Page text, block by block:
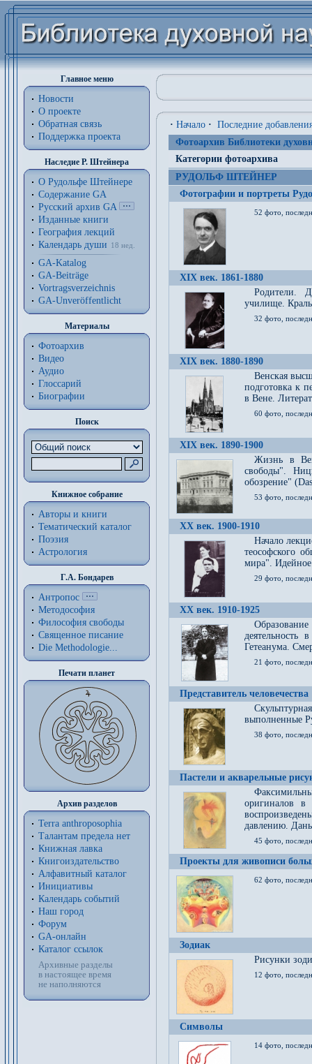
Главное меню
Новости
О проекте
Обратная связь
Поддержка проекта
Наследие Р. Штейнера
О Рудольфе Штейнере
Содержание GA
Русский архив GA
Изданные книги
География лекций
Календарь души
18 нед.
GA-Katalog
GA-Beiträge
Vortragsverzeichnis
GA-Unveröffentlicht
Материалы
Фотоархив
Видео
Аудио
Глоссарий
Биографии
Поиск
Книжное собрание
Авторы и книги
Тематический каталог
Поэзия
Астрология
Г.А. Бондарев
Антропос
Методософия
Философия cвободы
Священное писание
Die Methodologie...
Печати планет
Архив разделов
Terra anthroposophia
Талантам предела нет
Книжная лавка
Книгоиздательство
Алфавитный каталог
Инициативы
Календарь событий
Наш город
Форум
GA-онлайн
Каталог ссылок
Архивные разделы
в настоящее время
не наполняются
· Начало · Последние
Фотоархив Библиотеки
Категории фотоархива
РУДОЛЬФ ШТЕЙНЕР
Фотографии и портреты
52 фото,
XIX век. 1861-1880
Родители.
училище.
32 фото,
XIX век. 1880-1890
Венская
подготовка к
в Вене.
60 фото,
XIX век. 1890-1900
Жизнь в
свободы".
обозрение"
53 фото,
XX век. 1900-1910
Начало
теософского
мира". Идейное
29 фото,
XX век. 1910-1925
Образование
деятельность
Гетеанума.
21 фото,
Представитель человечества
выполненные
38 фото,
Пастели и акварельные
оригиналов
давлению.
45 фото,
Проекты для живописи
62 фото,
Зодиак
Рисунки
12 фото,
Символы
14 фото,